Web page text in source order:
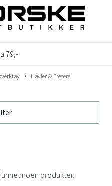
79,-
Høvler & Fresere
noen produkter.